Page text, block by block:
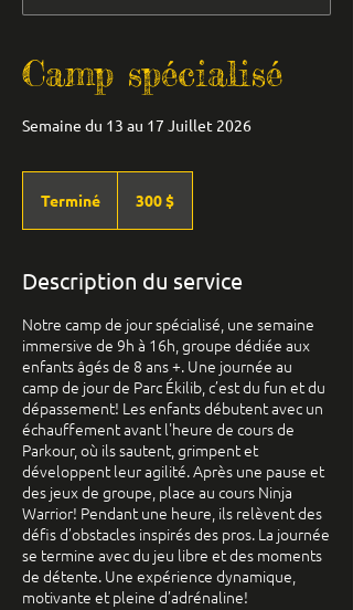
Camp spécialisé
Semaine du 13 au 17 Juillet 2026
Terminé
i
é
300 $
Description du service
Notre camp de jour spécialisé, une semaine
immersive de 9h à 16h, groupe dédiée aux
enfants âgés de 8 ans +. Une journée au
camp de jour de Parc Ékilib, c’est du fun et du
dépassement! Les enfants débutent avec un
échauffement avant l'heure de cours de
Parkour, où ils sautent, grimpent et
développent leur agilité. Après une pause et
des jeux de groupe, place au cours Ninja
Warrior! Pendant une heure, ils relèvent des
défis d’obstacles inspirés des pros. La journée
se termine avec du jeu libre et des moments
de détente. Une expérience dynamique,
motivante et pleine d’adrénaline!